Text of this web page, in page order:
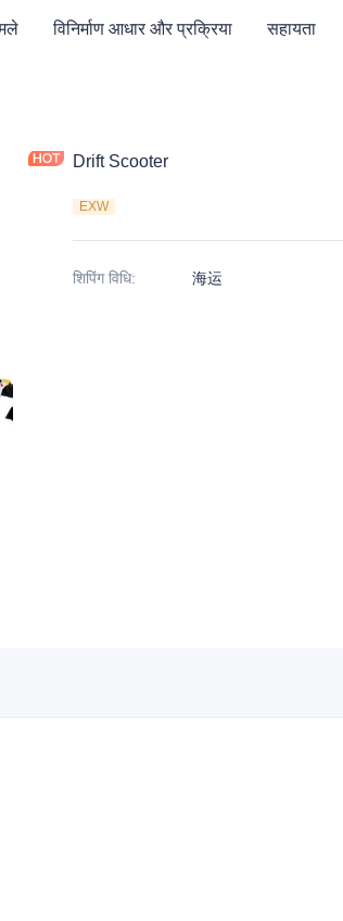
विनिर्माण आधार और प्रक्रिया सहायता
Drift Scooter
EXW
शिपिंग विधि: 海运